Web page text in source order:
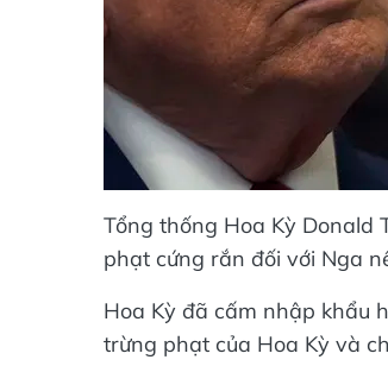
Tổng thống Hoa Kỳ Donald
phạt cứng rắn đối với Nga
Hoa Kỳ đã cấm nhập khẩu
trừng phạt của Hoa Kỳ và